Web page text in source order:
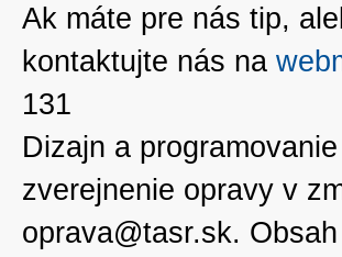
Ak máte pre nás tip,
kontaktujte nás na
131
Dizajn a
zverejnenie opravy v
oprava@tasr.sk.